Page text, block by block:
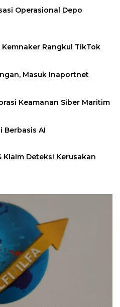
Operasional Depo
Rangkul TikTok
Masuk Inaportnet
Keamanan Siber Maritim
Berbasis AI
Klaim Deteksi Kerusakan